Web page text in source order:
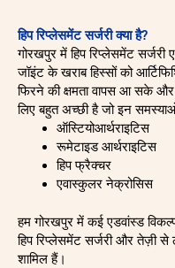
हिप रिप्लेसमेंट सर्जरी क्या है?
गोरखपुर में हिप रिप्लेसमेंट सर्जरी
जॉइंट के खराब हिस्सों को
फिरने की क्षमता वापस आ सके
लिए बहुत अच्छी है जो इन
ऑस्टियोआर्थराइटिस
रूमेटाइड आर्थराइटिस
हिप फ्रैक्चर
एवास्कुलर नेक्रोसिस
हम गोरखपुर में कई एडवांस्ड
हिप रिप्लेसमेंट सर्जरी और तेज़ी से
शामिल हैं।